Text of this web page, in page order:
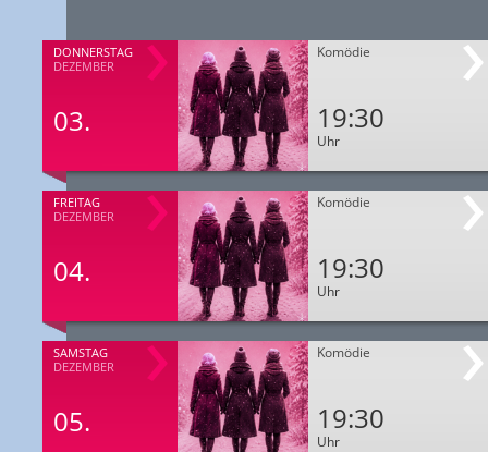
DONNERSTAG
DEZEMBER
03.
Komödie
19:30
Uhr
FREITAG
DEZEMBER
04.
Komödie
19:30
Uhr
SAMSTAG
DEZEMBER
05.
Komödie
19:30
Uhr